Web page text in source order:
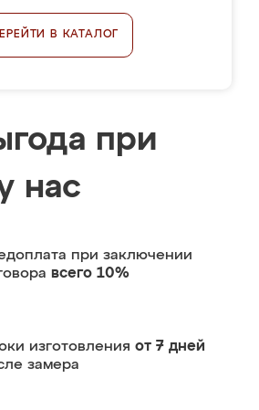
В КАТАЛОГ
при
нас
при заключении
всего 10%
изготовления от 7 дней
замера